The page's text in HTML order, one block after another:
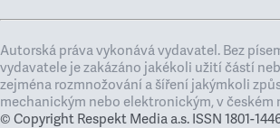
Autorská práva vykonává vydavatel. Bez
vydavatele je zakázáno jakékoli užití částí
zejména rozmnožování a šíření jakýmkoli
mechanickým nebo elektronickým, v českém
© Copyright Respekt Media a.s. ISSN 1801-